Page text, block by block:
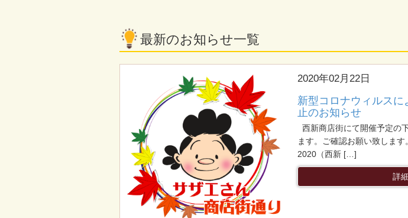
最新のお知らせ一覧
2020年02月22日
新型コロナウィルス
止のお知らせ
西新商店街にて開催予定の
ます。ご確認お願い致しま
2020（西新 […]
詳